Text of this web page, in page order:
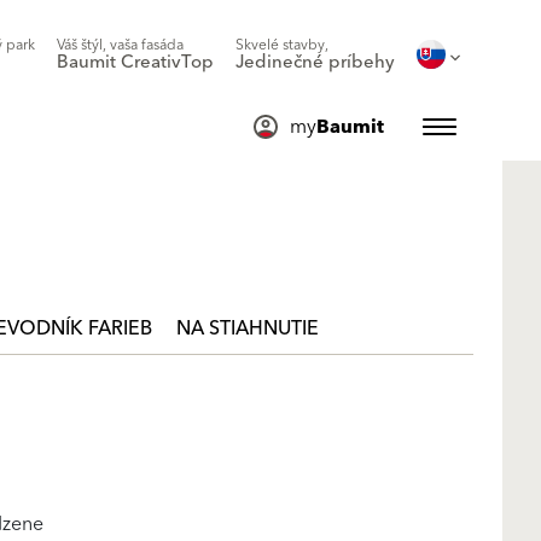
park Váš štýl, vaša fasáda
Baumit CreativTop
Skvelé stavby,
Jedinečné príbehy
myBaumit
FARIEB NA STIAHNUTIE